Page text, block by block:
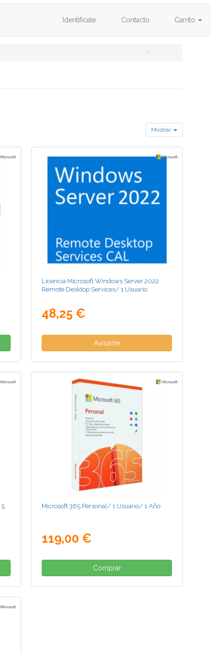
Identifícate Contacto Carrito
Mostrar
Licencia Microsoft Windows Server 2022
Remote Desktop Services/ 1 Usuario
48,25 €
Avísame
Microsoft 365 Personal/ 1 Usuario/ 1 Año
119,00 €
Comprar